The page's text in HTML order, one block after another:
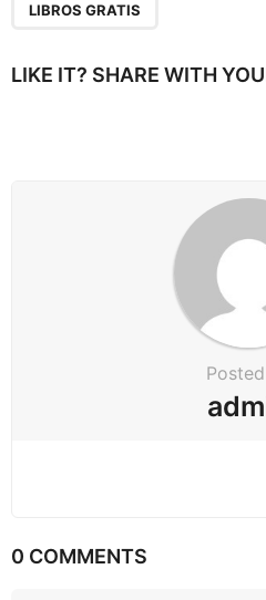
i
LIBROS GRATIS
LIKE IT? SHARE WITH
0 COMMENTS